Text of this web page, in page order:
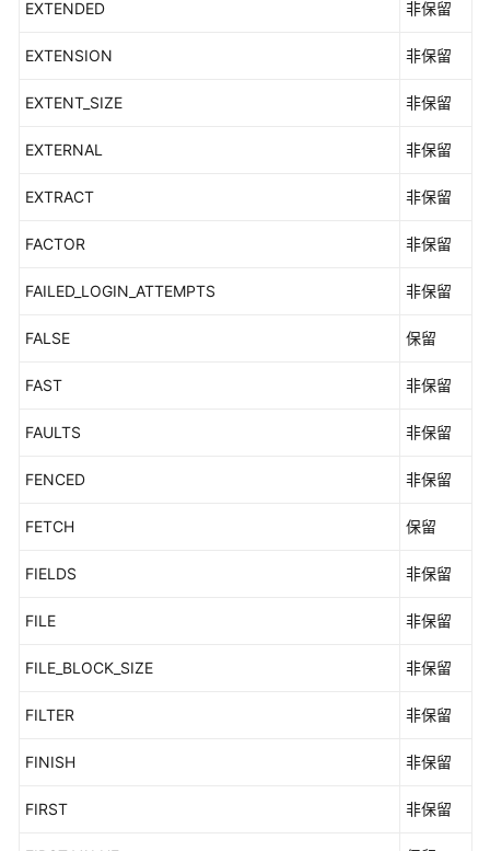
EXTENDED 非保留
EXTENSION 非保留
EXTENT_SIZE 非保留
EXTERNAL 非保留
EXTRACT 非保留
FACTOR 非保留
FAILED_LOGIN_ATTEMPTS 非保留
FALSE 保留
FAST 非保留
FAULTS 非保留
FENCED 非保留
FETCH 保留
FIELDS 非保留
FILE 非保留
FILE_BLOCK_SIZE 非保留
FILTER 非保留
FINISH 非保留
FIRST 非保留